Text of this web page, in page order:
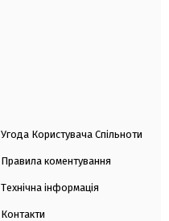
Угода Користувача Спільноти
Правила коментування
Технічна інформація
Контакти